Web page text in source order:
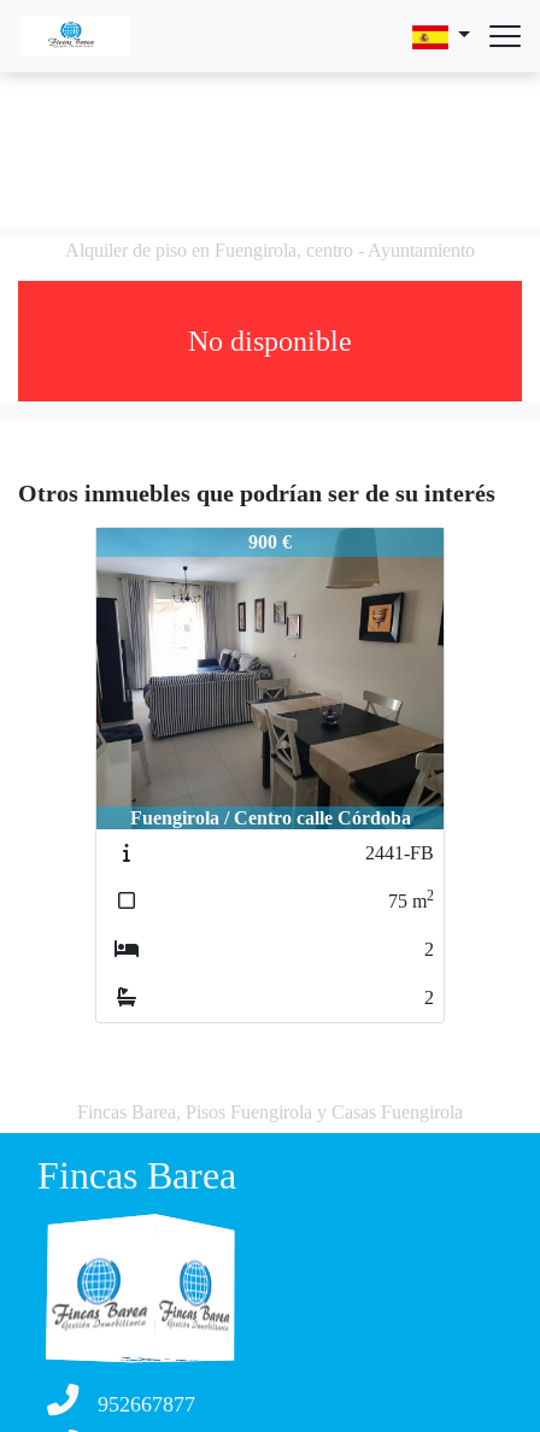
Alquiler de piso en Fuengirola, centro - Ayuntamiento
No disponible
Otros inmuebles que podrían ser de su interés
900 €
Fuengirola / Centro calle Córdoba
2441-FB
75 m2
2
2
Fincas Barea, Pisos Fuengirola y Casas Fuengirola
Fincas Barea
952667877